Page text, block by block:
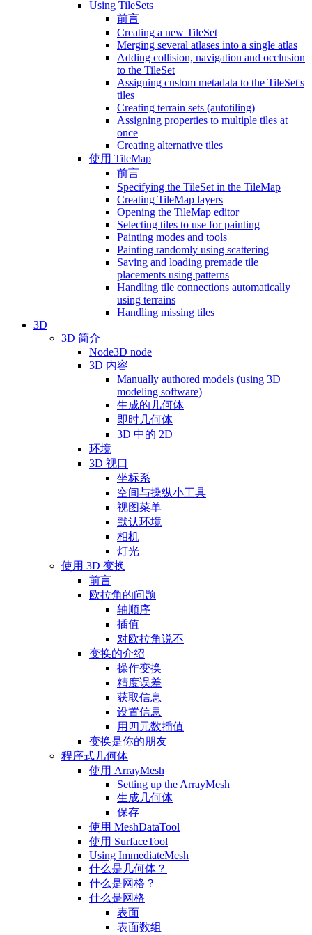
Using TileSets
前言
Creating a new TileSet
Merging several atlases into a single atlas
Adding collision, navigation and occlusion
to the TileSet
Assigning custom metadata to the TileSet's
tiles
Creating terrain sets (autotiling)
Assigning properties to multiple tiles at
once
Creating alternative tiles
使用 TileMap
前言
Specifying the TileSet in the TileMap
Creating TileMap layers
Opening the TileMap editor
Selecting tiles to use for painting
Painting modes and tools
Painting randomly using scattering
Saving and loading premade tile
placements using patterns
Handling tile connections automatically
using terrains
Handling missing tiles
3D
3D 简介
Node3D node
3D 内容
Manually authored models (using 3D
modeling software)
生成的几何体
即时几何体
3D 中的 2D
环境
3D 视口
坐标系
空间与操纵小工具
视图菜单
默认环境
相机
灯光
使用 3D 变换
前言
欧拉角的问题
轴顺序
插值
对欧拉角说不
变换的介绍
操作变换
精度误差
获取信息
设置信息
用四元数插值
变换是你的朋友
程序式几何体
使用 ArrayMesh
Setting up the ArrayMesh
生成几何体
保存
使用 MeshDataTool
使用 SurfaceTool
Using ImmediateMesh
什么是几何体？
什么是网格？
什么是网格
表面
表面数组